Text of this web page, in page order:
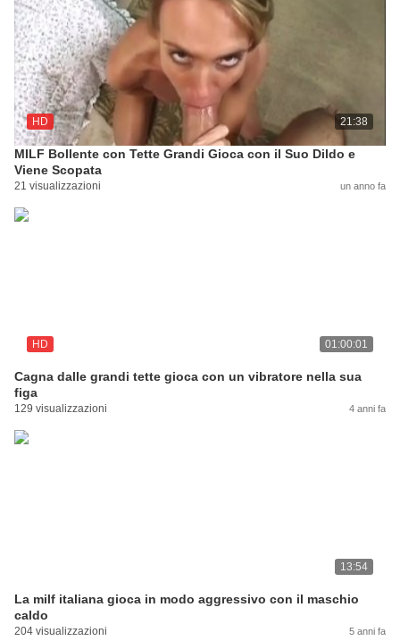
HD 21:38
MILF Bollente con Tette Grandi Gioca con il Suo Dildo e
Viene Scopata
21 visualizzazioni un anno fa
HD 01:00:01
Cagna dalle grandi tette gioca con un vibratore nella sua
figa
129 visualizzazioni 4 anni fa
13:54
La milf italiana gioca in modo aggressivo con il maschio
caldo
204 visualizzazioni 5 anni fa